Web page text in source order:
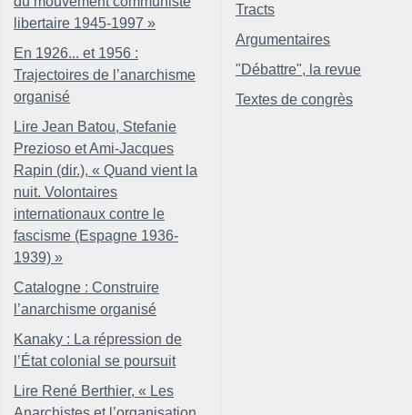
libertaire 1945-1997 »
En 1926... et 1956 :
Trajectoires de l’anarchisme
organisé
Lire Jean Batou, Stefanie
Prezioso et Ami-Jacques
Rapin (dir.), « Quand vient la
nuit. Volontaires
internationaux contre le
fascisme (Espagne 1936-
1939) »
Catalogne : Construire
l’anarchisme organisé
Kanaky : La répression de
l’État colonial se poursuit
Lire René Berthier, « Les
Tracts
Argumentaires
"Débattre", la revue
Textes de congrès